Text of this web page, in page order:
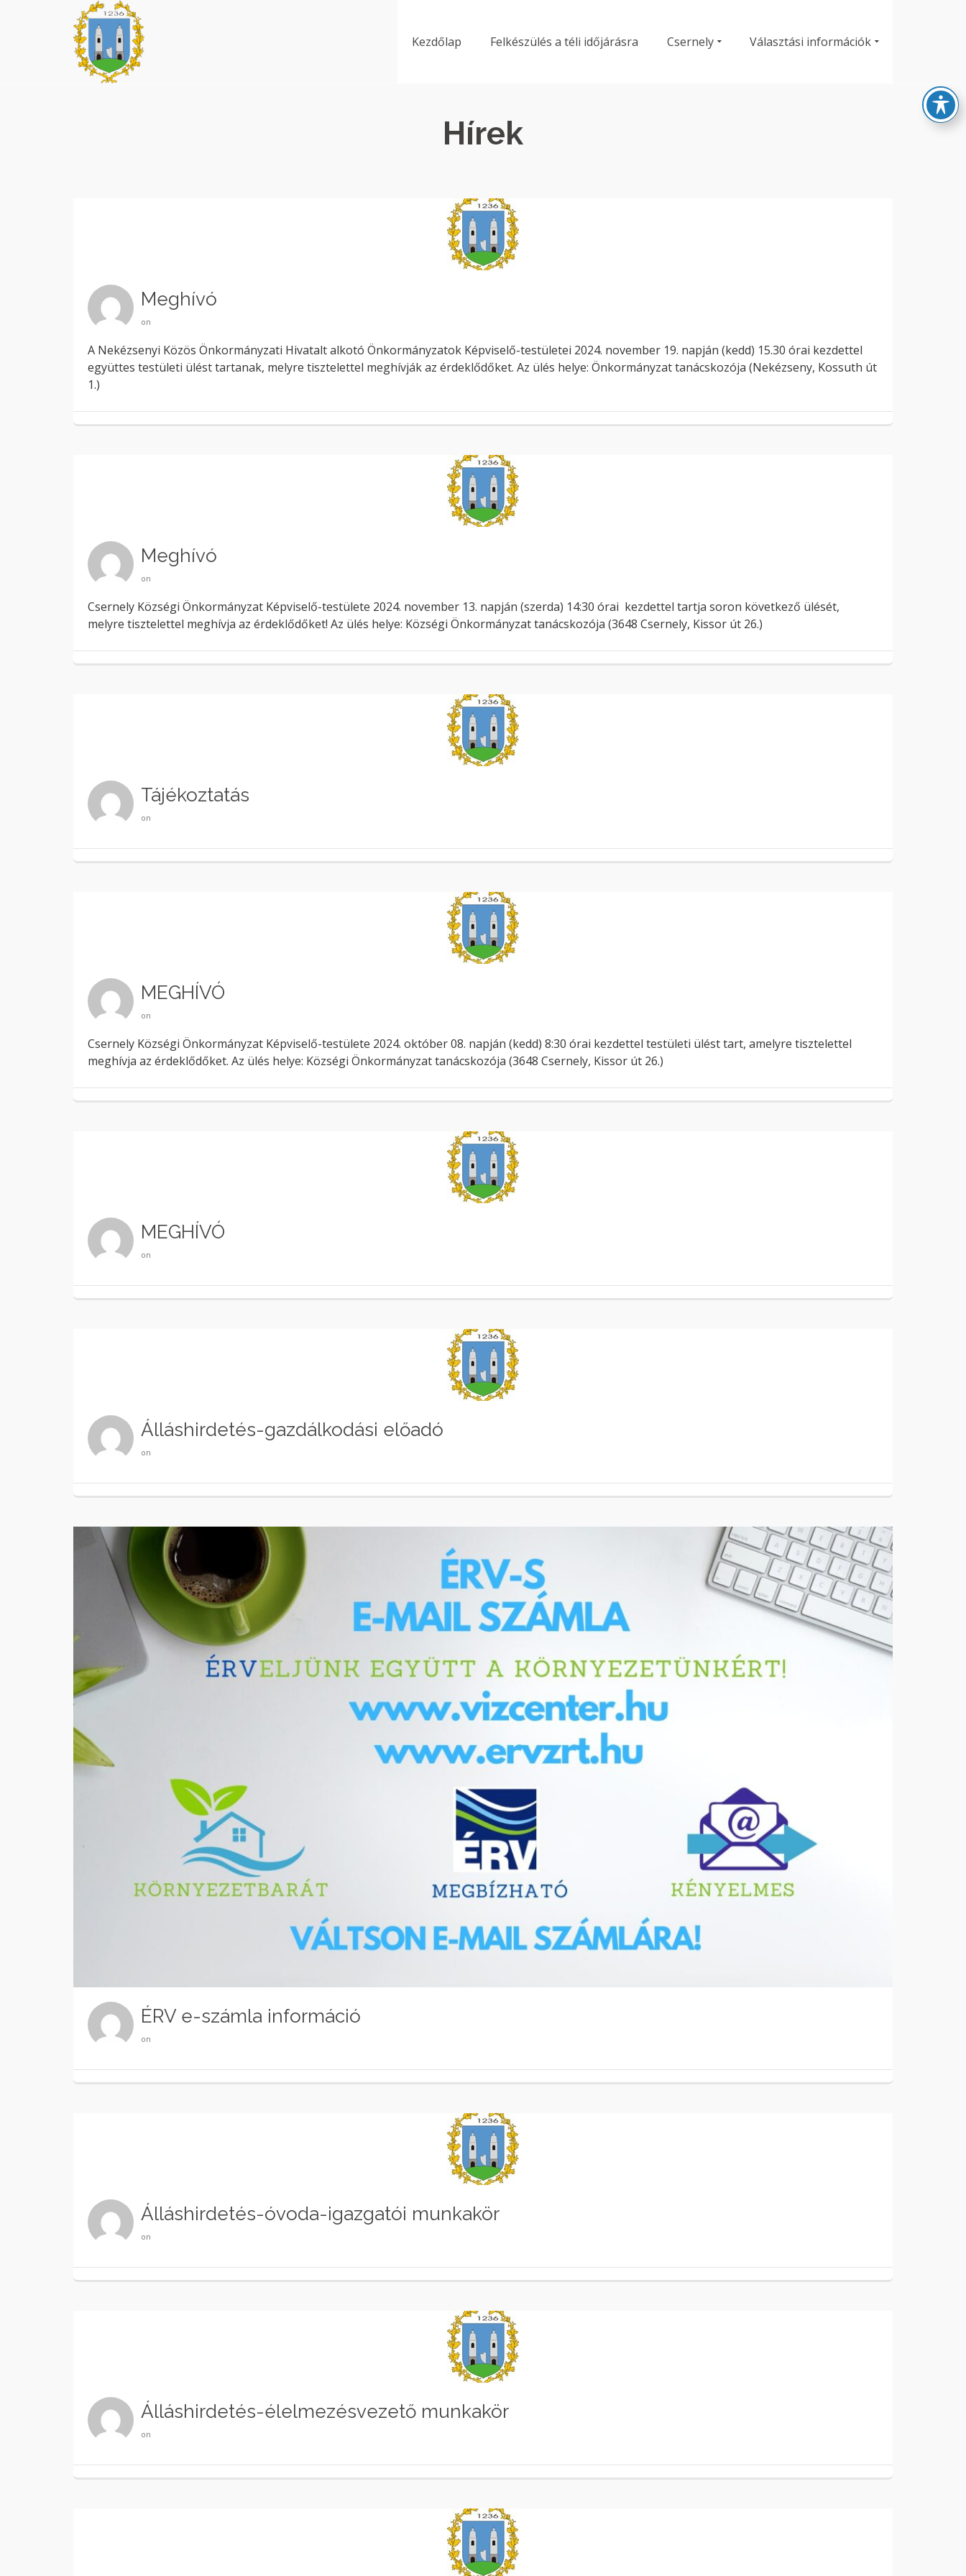
Kezdőlap Felkészülés a téli időjárásra Csernely Választási információk
Hírek
Meghívó
on
A Nekézsenyi Közös Önkormányzati Hivatalt alkotó Önkormányzatok Képviselő-testületei 2024. november 19. napján (kedd) 15.30 órai kezdettel
együttes testületi ülést tartanak, melyre tisztelettel meghívják az érdeklődőket. Az ülés helye: Önkormányzat tanácskozója (Nekézseny, Kossuth út
1.)
Meghívó
on
Csernely Községi Önkormányzat Képviselő-testülete 2024. november 13. napján (szerda) 14:30 órai kezdettel tartja soron következő ülését,
melyre tisztelettel meghívja az érdeklődőket! Az ülés helye: Községi Önkormányzat tanácskozója (3648 Csernely, Kissor út 26.)
Tájékoztatás
on
MEGHÍVÓ
on
Csernely Községi Önkormányzat Képviselő-testülete 2024. október 08. napján (kedd) 8:30 órai kezdettel testületi ülést tart, amelyre tisztelettel
meghívja az érdeklődőket. Az ülés helye: Községi Önkormányzat tanácskozója (3648 Csernely, Kissor út 26.)
MEGHÍVÓ
on
Álláshirdetés-gazdálkodási előadó
on
ÉRV e-számla információ
on
Álláshirdetés-óvoda-igazgatói munkakör
on
Álláshirdetés-élelmezésvezető munkakör
on